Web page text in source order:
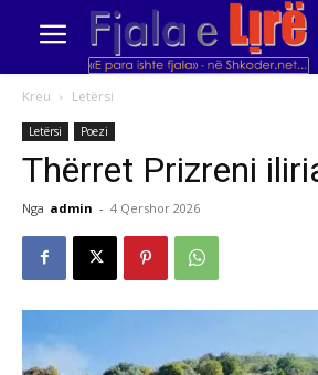
Kreu Letërsi
Letërsi Poezi
Thërret Prizreni
Nga admin - 4 Qershor 2026